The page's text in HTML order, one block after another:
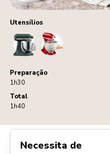
Utensílios
StandMixerBreadBowl
Preparação
1h30
Total
1h40
Necessita de